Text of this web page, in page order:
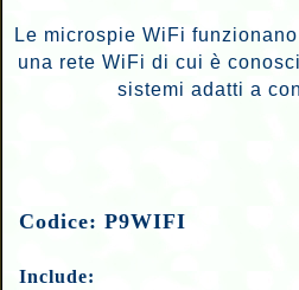
Le microspie WiFi
una rete WiFi di cui è
sistemi adatti a
Codice: P9WIFI
Include: